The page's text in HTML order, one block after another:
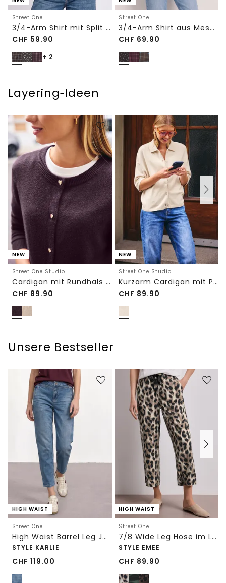
Street One
3/4-Arm Shirt mit Split Neck und Print
CHF 59.90
+ 2
Street One
3/4-Arm Shirt aus Mesh mit Print
CHF 69.90
Layering‑Ideen
NEW
Street One Studio
Cardigan mit Rundhals und Knöpfen
CHF 89.90
NEW
Street One Studio
Kurzarm Cardigan mit Polokragen
CHF 89.90
Unsere Bestseller
HIGH WAIST
Street One
High Waist Barrel Leg Jeans im Loose Fit
STYLE KARLIE
CHF 119.00
HIGH WAIST
Street One
7/8 Wide Leg Hose im Loose Fit mit Print
STYLE EMEE
CHF 89.90